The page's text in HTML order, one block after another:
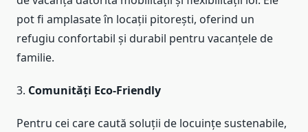
pot fi amplasate în locații pitorești, oferind un
refugiu confortabil și durabil pentru vacanțele de
familie.
3. Comunități Eco-Friendly
Pentru cei care caută soluții de locuințe sustenabile,